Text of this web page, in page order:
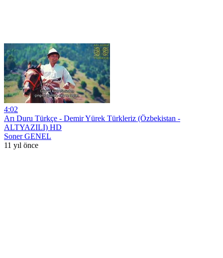
4:02
Arı Duru Türkçe - Demir Yürek Türkleriz (Özbekistan -
ALTYAZILI) HD
Soner GENEL
11 yıl önce